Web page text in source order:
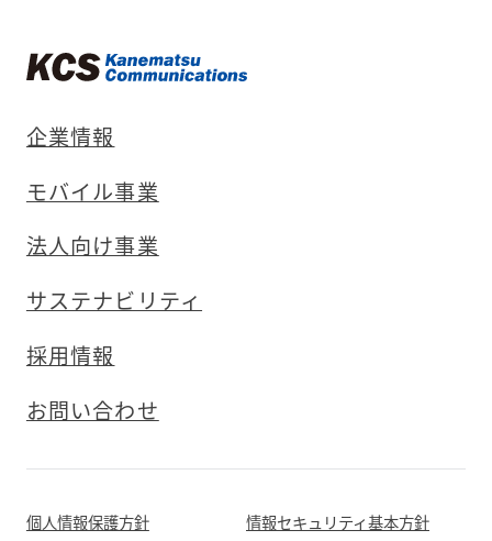
企業情報
モバイル事業
法人向け事業
サステナビリティ
採用情報
お問い合わせ
個人情報保護方針 情報セキュリティ基本方針